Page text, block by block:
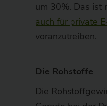
um 30%. Das ist
auch für private
voranzutreiben.
Die Rohstoffe
Die